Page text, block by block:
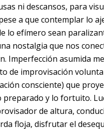
ni descansos, para
a que contemplar lo
lo efímero sean
nostalgia que nos
Imperfección asumida
de improvisación
consciente) que
preparado y lo fortuito.
de altura,
floja, disfrutar el